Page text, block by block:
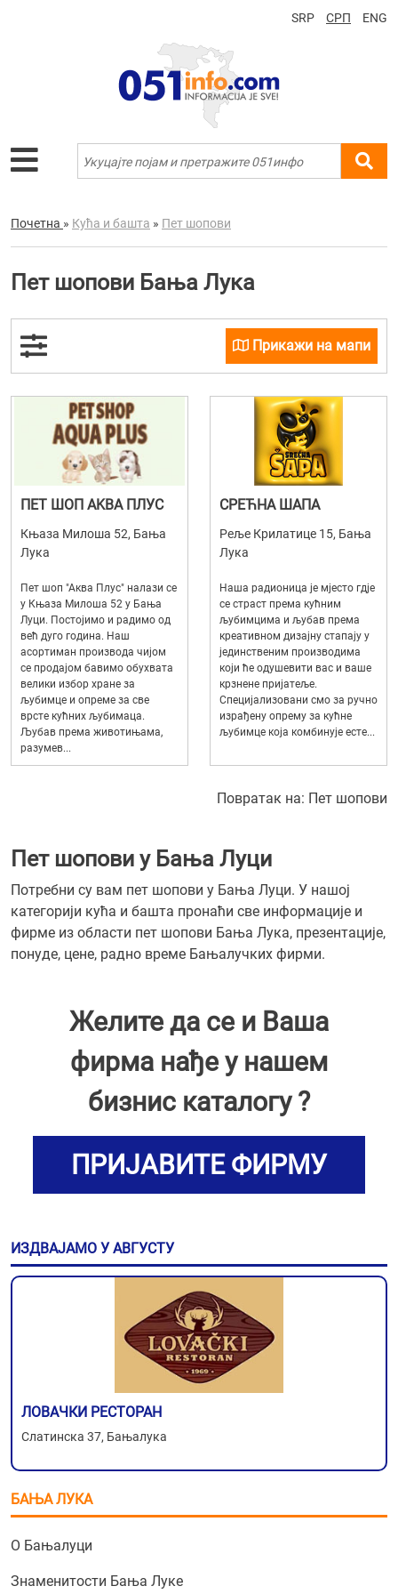
SRP СРП ENG
Почетна » Кућа и башта » Пет шопови
Пет шопови Бања Лука
Прикажи на мапи
ПЕТ ШОП AKBA ПЛУС
Књаза Милоша 52, Бања
Лука
Пет шоп "Аква Плус" налази се
у Књаза Милоша 52 у Бања
Луци. Постојимо и радимо од
већ дуго година. Наш
асортиман производа чијом
се продајом бавимо обухвата
велики избор хране за
љубимце и опреме за све
врсте кућних љубимаца.
Љубав према животињама,
разумев...
СРЕЋНА ШАПА
Реље Крилатице 15, Бања
Лука
Наша радионица је мјесто гдје
се страст према кућним
љубимцима и љубав према
креативном дизајну стапају у
јединственим производима
који ће одушевити вас и ваше
крзнене пријатеље.
Специјализовани смо за ручно
израђену опрему за кућне
љубимце која комбинује есте...
Повратак на: Пет шопови
Пет шопови у Бања Луци
Потребни су вам пет шопови у Бања Луци. У нашој
категорији кућа и башта пронаћи све информације и
фирме из области пет шопови Бања Лука, презентације,
понуде, цене, радно време Бањалучких фирми.
Желите да се и Ваша
фирма нађе у нашем
бизнис каталогу ?
ПРИЈАВИТЕ ФИРМУ
ИЗДВАЈАМО У АВГУСТУ
ЛОВАЧКИ РЕСТОРАН
Слатинска 37, Бањалука
БАЊА ЛУКА
О Бањалуци
Знаменитости Бања Луке